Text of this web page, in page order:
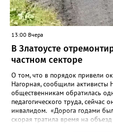
13:00 Вчера
В Златоусте
частном секторе
О том, что в порядок привели
Нагорная, сообщили активисты
общественникам обратилась
педагогического труда, сейчас
инвалидом. «Дорога годами
скорая тратила время на